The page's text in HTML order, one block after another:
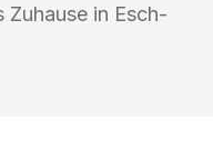
Zuhause in Esch-